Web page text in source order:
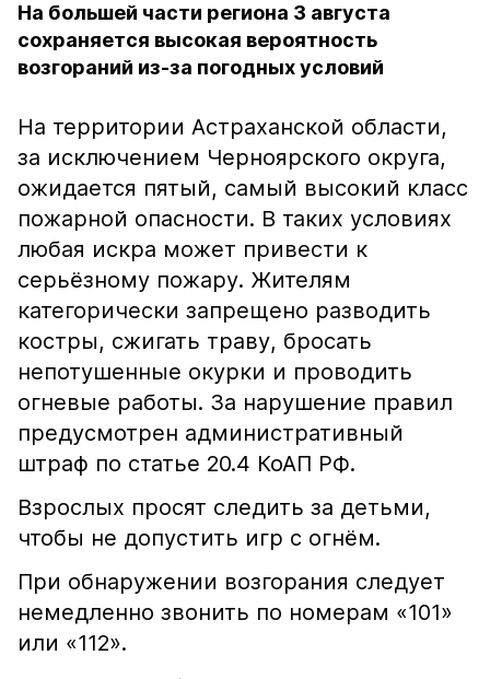
На большей части региона 3 августа
сохраняется высокая вероятность
возгораний из-за погодных условий
На территории Астраханской области,
за исключением Черноярского округа,
ожидается пятый, самый высокий класс
пожарной опасности. В таких условиях
любая искра может привести к
серьёзному пожару. Жителям
категорически запрещено разводить
костры, сжигать траву, бросать
непотушенные окурки и проводить
огневые работы. За нарушение правил
предусмотрен административный
штраф по статье 20.4 КоАП РФ.
Взрослых просят следить за детьми,
чтобы не допустить игр с огнём.
При обнаружении возгорания следует
немедленно звонить по номерам «101»
или «112».